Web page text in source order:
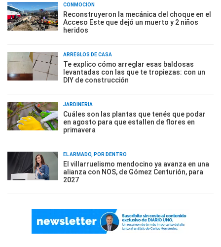
CONMOCIÓN
Reconstruyeron la mecánica del choque en el
Acceso Este que dejó un muerto y 2 niños
heridos
ARREGLOS DE CASA
Te explico cómo arreglar esas baldosas
levantadas con las que te tropiezas: con un
DIY de construcción
JARDINERÍA
Cuáles son las plantas que tenés que podar
en agosto para que estallen de flores en
primavera
EL ARMADO, POR DENTRO
El villarruelismo mendocino ya avanza en una
alianza con NOS, de Gómez Centurión, para
2027